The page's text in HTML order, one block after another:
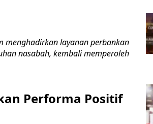
menghadirkan layanan perbankan
nasabah, kembali memperoleh
Performa Positif